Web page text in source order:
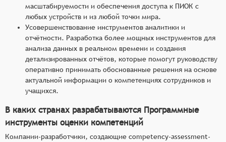
масштабируемости и обеспечения доступа к ПИОК с
любых устройств и из любой точки мира.
Усовершенствование инструментов аналитики и
отчётности. Разработка более мощных инструментов для
анализа данных в реальном времени и создания
детализированных отчётов, которые помогут руководству
оперативно принимать обоснованные решения на основе
актуальной информации о компетенциях сотрудников и
учащихся.
В каких странах разрабатываются Программные
инструменты оценки компетенций
Компании-разработчики, создающие competency-assessment-